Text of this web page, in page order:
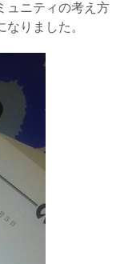
ュニティの考え方
りました。